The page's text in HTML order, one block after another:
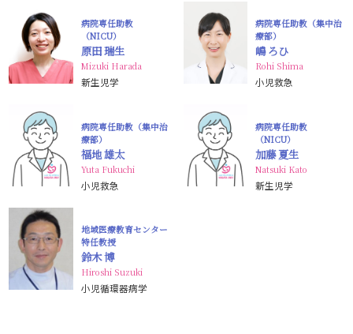
病院専任助教
（NICU）
原田 瑞生
Mizuki Harada
新生児学
病院専任助教（集中治
療部）
嶋 ろひ
Rohi Shima
小児救急
病院専任助教（集中治
療部）
福地 雄太
Yuta Fukuchi
小児救急
病院専任助教
（NICU）
加藤 夏生
Natsuki Kato
新生児学
地域医療教育センター
特任教授
鈴木 博
Hiroshi Suzuki
小児循環器病学